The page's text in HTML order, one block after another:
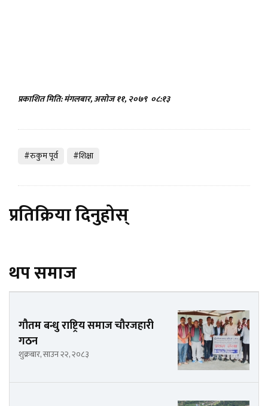
प्रकाशित मिति: मंगलबार, असोज ११, २०७९ ०८:१३
#रुकुम पूर्व #शिक्षा
प्रतिक्रिया दिनुहोस्
थप समाज
गौतम बन्धु राष्ट्रिय समाज चौरजहारी
गठन
शुक्रबार, साउन २२, २०८३